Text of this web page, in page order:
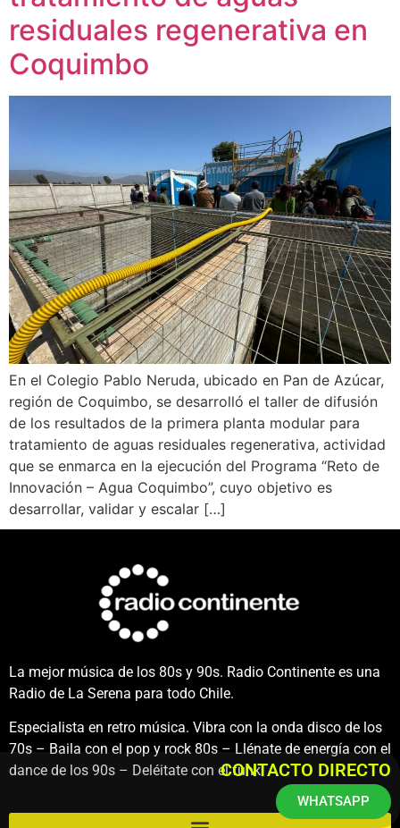
residuales regenerativa en
Coquimbo
En el Colegio Pablo Neruda, ubicado en Pan de Azúcar,
región de Coquimbo, se desarrolló el taller de difusión
de los resultados de la primera planta modular para
tratamiento de aguas residuales regenerativa, actividad
que se enmarca en la ejecución del Programa “Reto de
Innovación – Agua Coquimbo”, cuyo objetivo es
desarrollar, validar y escalar […]
La mejor música de los 80s y 90s. Radio Continente es una
Radio de La Serena para todo Chile.
Especialista en retro música. Vibra con la onda disco de los
70s – Baila con el pop y rock 80s – Llénate de energía con el
dance de los 90s – Deléitate con el funk.CONTACTO DIRECTO
WHATSAPP